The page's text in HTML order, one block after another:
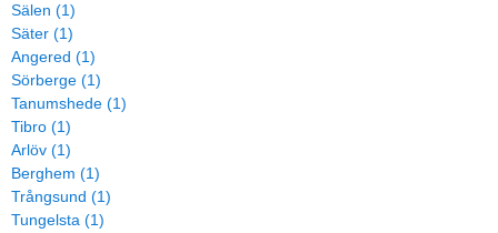
Sälen (1)
Säter (1)
Angered (1)
Sörberge (1)
Tanumshede (1)
Tibro (1)
Arlöv (1)
Berghem (1)
Trångsund (1)
Tungelsta (1)